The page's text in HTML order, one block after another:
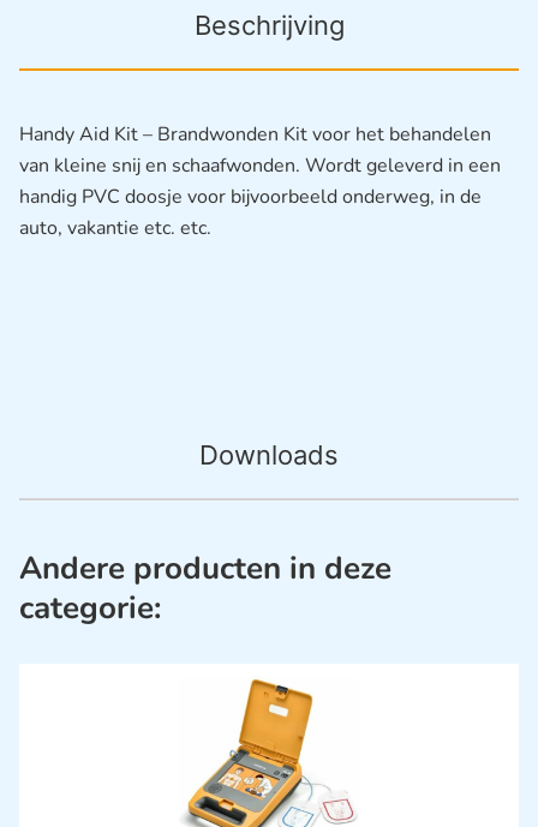
Beschrijving
Downloads
Handy Aid Kit – Brandwonden Kit voor het behandelen
van kleine snij en schaafwonden. Wordt geleverd in een
handig PVC doosje voor bijvoorbeeld onderweg, in de
auto, vakantie etc. etc.
Andere producten in deze
categorie: